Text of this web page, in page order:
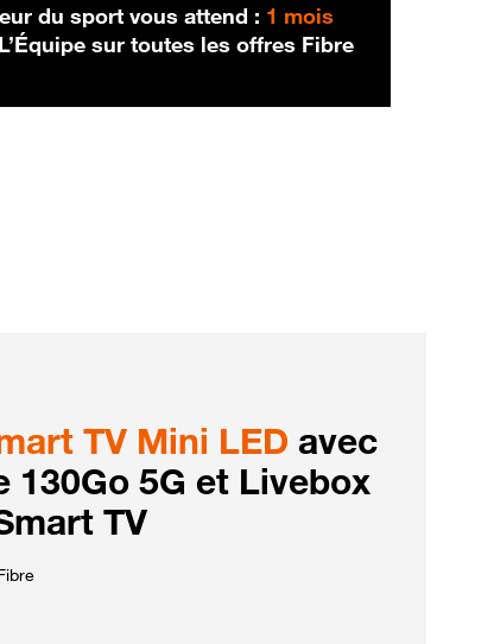
du sport vous attend : 1 mois
sur toutes les offres Fibre
TV Mini LED avec
130Go 5G et Livebox
TV